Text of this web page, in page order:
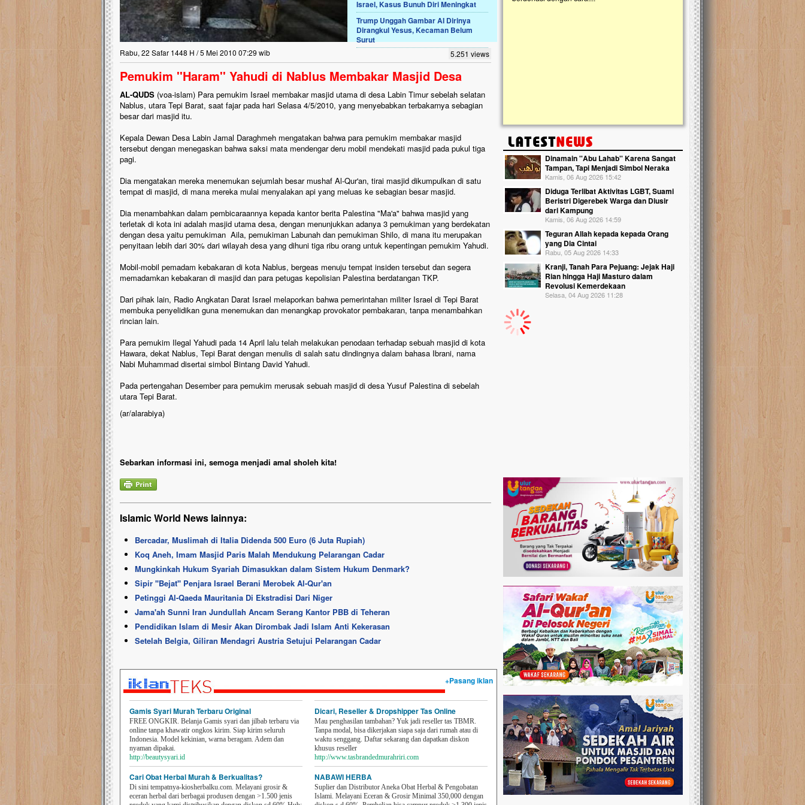
Israel, Kasus Bunuh Diri Meningkat
Trump Unggah Gambar AI Dirinya
Dirangkul Yesus, Kecaman Belum
Surut
Rabu, 22 Safar 1448 H / 5 Mei 2010 07:29 wib 5.251 views
Pemukim ''Haram'' Yahudi di Nablus Membakar Masjid Desa
AL-QUDS (voa-islam) Para pemukim Israel membakar masjid utama di desa Labin Timur sebelah selatan
Nablus, utara Tepi Barat, saat fajar pada hari Selasa 4/5/2010, yang menyebabkan terbakarnya sebagian
besar dari masjid itu.
Kepala Dewan Desa Labin Jamal Daraghmeh mengatakan bahwa para pemukim membakar masjid
tersebut dengan menegaskan bahwa saksi mata mendengar deru mobil mendekati masjid pada pukul tiga
pagi.
Dia mengatakan mereka menemukan sejumlah besar mushaf Al-Qur'an, tirai masjid dikumpulkan di satu
tempat di masjid, di mana mereka mulai menyalakan api yang meluas ke sebagian besar masjid.
Dia menambahkan dalam pembicaraannya kepada kantor berita Palestina "Ma'a" bahwa masjid yang
terletak di kota ini adalah masjid utama desa, dengan menunjukkan adanya 3 pemukiman yang berdekatan
dengan desa yaitu pemukiman Aila, pemukiman Labunah dan pemukiman Shilo, di mana itu merupakan
penyitaan lebih dari 30% dari wilayah desa yang dihuni tiga ribu orang untuk kepentingan pemukim Yahudi.
Mobil-mobil pemadam kebakaran di kota Nablus, bergeas menuju tempat insiden tersebut dan segera
memadamkan kebakaran di masjid dan para petugas kepolisian Palestina berdatangan TKP.
Dari pihak lain, Radio Angkatan Darat Israel melaporkan bahwa pemerintahan militer Israel di Tepi Barat
membuka penyelidikan guna menemukan dan menangkap provokator pembakaran, tanpa menambahkan
rincian lain.
Para pemukim Ilegal Yahudi pada 14 April lalu telah melakukan penodaan terhadap sebuah masjid di kota
Hawara, dekat Nablus, Tepi Barat dengan menulis di salah satu dindingnya dalam bahasa Ibrani, nama
Nabi Muhammad disertai simbol Bintang David Yahudi.
Pada pertengahan Desember para pemukim merusak sebuah masjid di desa Yusuf Palestina di sebelah
utara Tepi Barat.
(ar/alarabiya)
Sebarkan informasi ini, semoga menjadi amal sholeh kita!
Islamic World News lainnya:
Bercadar, Muslimah di Italia Didenda 500 Euro (6 Juta Rupiah)
Koq Aneh, Imam Masjid Paris Malah Mendukung Pelarangan Cadar
Mungkinkah Hukum Syariah Dimasukkan dalam Sistem Hukum Denmark?
Sipir ''Bejat'' Penjara Israel Berani Merobek Al-Qur'an
Petinggi Al-Qaeda Mauritania Di Ekstradisi Dari Niger
Jama'ah Sunni Iran Jundullah Ancam Serang Kantor PBB di Teheran
Pendidikan Islam di Mesir Akan Dirombak Jadi Islam Anti Kekerasan
Setelah Belgia, Giliran Mendagri Austria Setujui Pelarangan Cadar
+Pasang iklan
Gamis Syari Murah Terbaru Original
FREE ONGKIR. Belanja Gamis syari dan jilbab terbaru via
online tanpa khawatir ongkos kirim. Siap kirim seluruh
Indonesia. Model kekinian, warna beragam. Adem dan
nyaman dipakai.
http://beautysyari.id
Cari Obat Herbal Murah & Berkualitas?
Di sini tempatnya-kiosherbalku.com. Melayani grosir &
eceran herbal dari berbagai produsen dengan >1.500 jenis
Dicari, Reseller & Dropshipper Tas Online
Mau penghasilan tambahan? Yuk jadi reseller tas TBMR.
Tanpa modal, bisa dikerjakan siapa saja dari rumah atau di
waktu senggang. Daftar sekarang dan dapatkan diskon
khusus reseller
http://www.tasbrandedmurahriri.com
NABAWI HERBA
Suplier dan Distributor Aneka Obat Herbal & Pengobatan
Islami. Melayani Eceran & Grosir Minimal 350,000 dengan
Lima Tahun Mangkrak, Masjid di
Pelosok ini Mengenaskan. Ayo Bantu.!!
Nasib masjid di Kampung Cilumbu ini sungguh
berlumut, dan menghitam terpapar panas dan
kebaikan ini. Abadikan harta
Qur'an dan saksikan...
Dinamain ''Abu Lahab'' Karena Sangat
Tampan, Tapi Menjadi Simbol Neraka
Kamis, 06 Aug 2026 15:42
Diduga Terlibat Aktivitas LGBT, Suami
Beristri Digerebek Warga dan Diusir
dari Kampung
Kamis, 06 Aug 2026 14:59
Teguran Allah kepada kepada Orang
yang Dia Cintai
Rabu, 05 Aug 2026 14:33
Kranji, Tanah Para Pejuang: Jejak Haji
Rian hingga Haji Masturo dalam
Revolusi Kemerdekaan
Selasa, 04 Aug 2026 11:28